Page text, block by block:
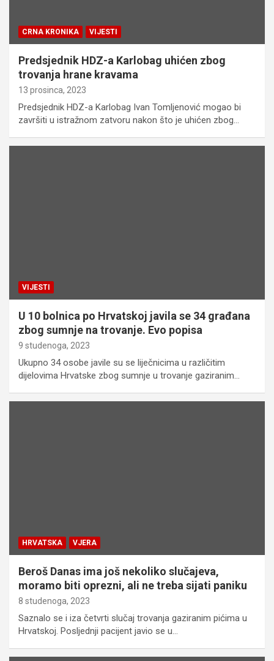
CRNA KRONIKA VIJESTI
Predsjednik HDZ-a Karlobag uhićen zbog
trovanja hrane kravama
13 prosinca, 2023
Predsjednik HDZ-a Karlobag Ivan Tomljenović mogao bi
završiti u istražnom zatvoru nakon što je uhićen zbog…
VIJESTI
U 10 bolnica po Hrvatskoj javila se 34 građana
zbog sumnje na trovanje. Evo popisa
9 studenoga, 2023
Ukupno 34 osobe javile su se liječnicima u različitim
dijelovima Hrvatske zbog sumnje u trovanje gaziranim…
HRVATSKA VJERA
Beroš Danas ima još nekoliko slučajeva,
moramo biti oprezni, ali ne treba sijati paniku
8 studenoga, 2023
Saznalo se i iza četvrti slučaj trovanja gaziranim pićima u
Hrvatskoj. Posljednji pacijent javio se u…